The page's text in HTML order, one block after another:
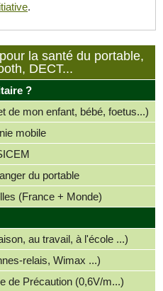
.
la santé du portable,
DECT...
?
de mon enfant, bébé, foetus...)
mobile
du portable
(France + Monde)
au travail, à l'école ...)
relais, Wimax ...)
de Précaution (0,6V/m...)